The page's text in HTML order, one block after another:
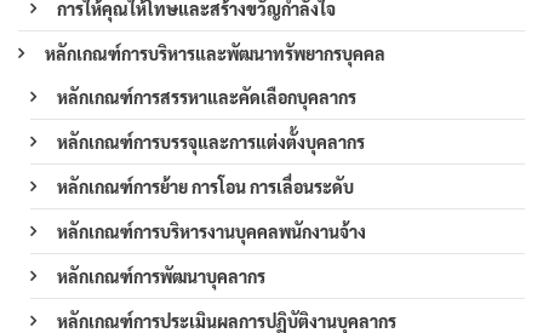
การให้คุณให้โทษและสร้างขวัญกำลังใจ
หลักเกณฑ์การบริหารและพัฒนาทรัพยากรบุคคล
หลักเกณฑ์การสรรหาและคัดเลือกบุคลากร
หลักเกณฑ์การบรรจุและการแต่งตั้งบุคลากร
หลักเกณฑ์การย้าย การโอน การเลื่อนระดับ
หลักเกณฑ์การบริหารงานบุคคลพนักงานจ้าง
หลักเกณฑ์การพัฒนาบุคลากร
หลักเกณฑ์การประเมินผลการปฏิบัติงานบุคลากร